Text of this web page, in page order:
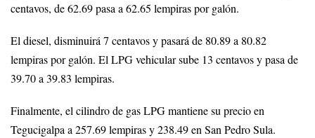
centavos, de 62.69 pasa a 62.65 lempiras por galón.
El diesel, disminuirá 7 centavos y pasará de 80.89 a 80.82
lempiras por galón. El LPG vehicular sube 13 centavos y pasa de
39.70 a 39.83 lempiras.
Finalmente, el cilindro de gas LPG mantiene su precio en
Tegucigalpa a 257.69 lempiras y 238.49 en San Pedro Sula.